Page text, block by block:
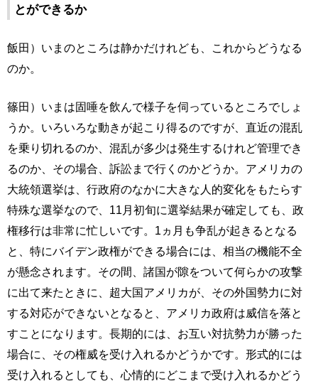
とができるか
飯田）いまのところは静かだけれども、これからどうなる
のか。
篠田）いまは固唾を飲んで様子を伺っているところでしょ
うか。いろいろな動きが起こり得るのですが、直近の混乱
を乗り切れるのか、混乱が多少は発生するけれど管理でき
るのか、その場合、訴訟まで行くのかどうか。アメリカの
大統領選挙は、行政府のなかに大きな人的変化をもたらす
特殊な選挙なので、11月初旬に選挙結果が確定しても、政
権移行は非常に忙しいです。1ヵ月も争乱が起きるとなる
と、特にバイデン政権ができる場合には、相当の機能不全
が懸念されます。その間、諸国が隙をついて何らかの攻撃
に出て来たときに、超大国アメリカが、その外国勢力に対
する対応ができないとなると、アメリカ政府は威信を落と
すことになります。長期的には、お互い対抗勢力が勝った
場合に、その権威を受け入れるかどうかです。形式的には
受け入れるとしても、心情的にどこまで受け入れるかどう